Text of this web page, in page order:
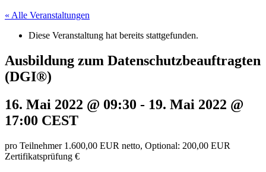
« Alle Veranstaltungen
Diese Veranstaltung hat bereits stattgefunden.
Ausbildung zum Datenschutzbeauftragten
(DGI®)
16. Mai 2022 @ 09:30 - 19. Mai 2022 @
17:00 CEST
pro Teilnehmer 1.600,00 EUR netto, Optional: 200,00 EUR
Zertifikatsprüfung €